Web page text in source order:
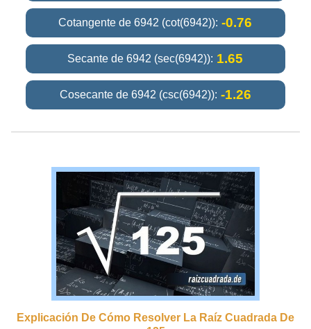
Cotangente de 6942 (cot(6942)): -0.76
Secante de 6942 (sec(6942)): 1.65
Cosecante de 6942 (csc(6942)): -1.26
Explicación De Cómo Resolver La Raíz Cuadrada De